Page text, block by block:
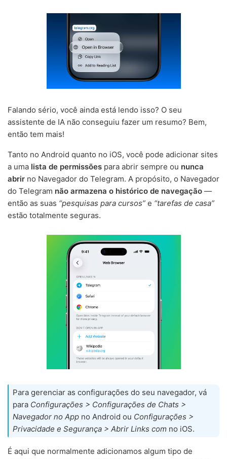
Falando sério, você ainda está lendo isso? O seu
assistente de IA não conseguiu fazer um resumo? Bem,
então tem mais!
Tanto no Android quanto no iOS, você pode adicionar sites
a uma lista de permissões para abrir sempre ou nunca
abrir no Navegador do Telegram. A propósito, o Navegador
do Telegram não armazena o histórico de navegação —
então as suas “pesquisas para cursos” e “tarefas de casa”
estão totalmente seguras.
Para gerenciar as configurações do seu navegador, vá
para Configurações > Configurações de Chats >
Navegador no App no Android ou Configurações >
Privacidade e Segurança > Abrir Links com no iOS.
É aqui que normalmente adicionamos algum tipo de